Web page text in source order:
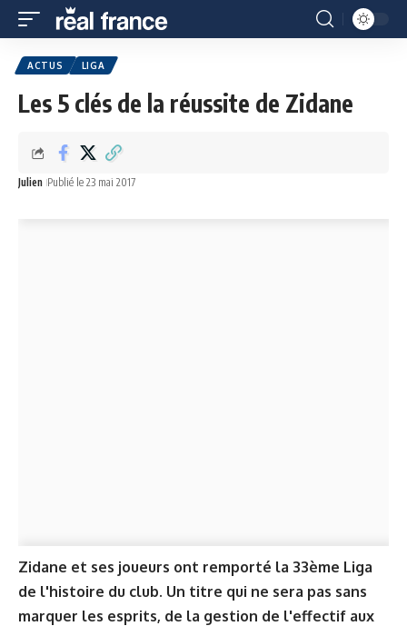
ACTUS LIGA
Les 5 clés de la réussite de Zidane
Julien Publié le 23 mai 2017
Zidane et ses joueurs ont remporté la 33ème Liga
de l'histoire du club. Un titre qui ne sera pas sans
marquer les esprits, de la gestion de l'effectif aux